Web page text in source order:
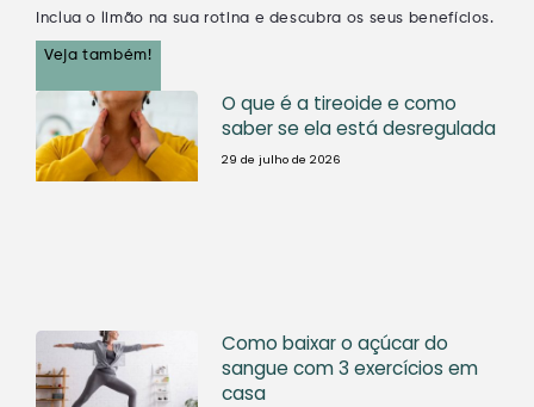
Inclua o limão na sua rotina e descubra os seus benefícios.
Veja também!
O que é a tireoide e como
saber se ela está desregulada
29 de julho de 2026
Como baixar o açúcar do
sangue com 3 exercícios em
casa